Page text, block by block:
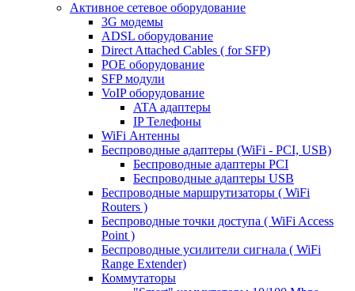
Активное сетевое оборудование
3G модемы
ADSL оборудование
Direct Attached Cables ( for SFP)
POE оборудование
SFP модули
VoIP оборудование
ATA адаптеры
IP Телефоны
WiFi Антенны
Беспроводные адаптеры (WiFi - PCI, USB)
Беспроводные адаптеры PCI
Беспроводные адаптеры USB
Беспроводные маршрутизаторы ( WiFi
Routers )
Беспроводные точки доступа ( WiFi Access
Point )
Беспроводные усилители сигнала ( WiFi
Range Extender)
Коммутаторы